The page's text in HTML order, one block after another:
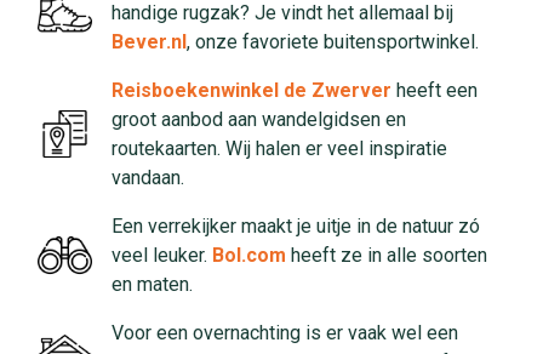
handige rugzak? Je vindt het allemaal bij
Bever.nl , onze favoriete buitensportwinkel.
Reisboekenwinkel de Zwerver heeft een
groot aanbod aan wandelgidsen en
routekaarten. Wij halen er veel inspiratie
vandaan.
Een verrekijker maakt je uitje in de natuur zó
veel leuker. Bol.com heeft ze in alle soorten
en maten.
Voor een overnachting is er vaak wel een